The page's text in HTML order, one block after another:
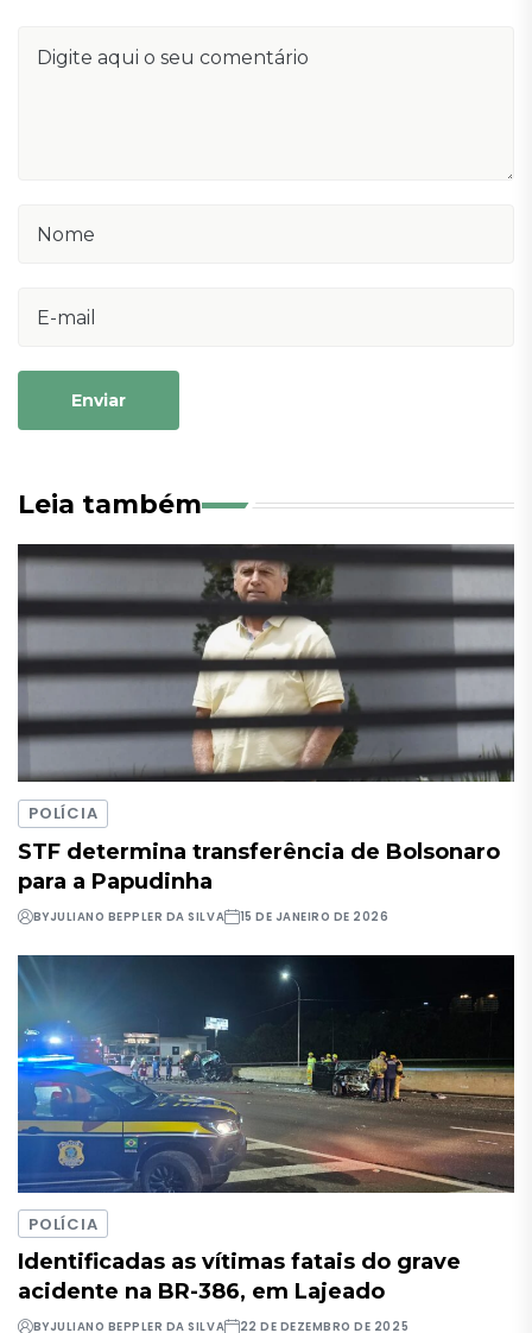
Enviar
Leia também
POLÍCIA
STF determina transferência de Bolsonaro
para a Papudinha
BYJULIANO BEPPLER DA SILVA 15 DE JANEIRO DE 2026
POLÍCIA
Identificadas as vítimas fatais do grave
acidente na BR-386, em Lajeado
BYJULIANO BEPPLER DA SILVA 22 DE DEZEMBRO DE 2025